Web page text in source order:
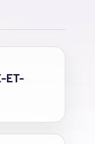
ET-